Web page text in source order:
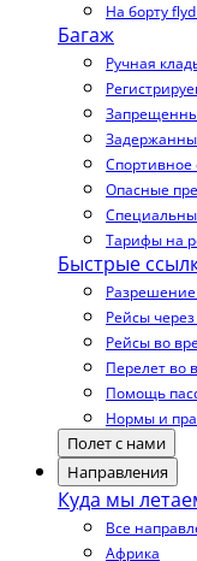
На борту
Багаж
Ручная
Опасные
Тарифы на
Быстрые
Разрешение
Рейсы
Рейсы во
Перелет во
Помощь
Нормы и
Полет с нами
Направления
Куда мы
Все
Африка